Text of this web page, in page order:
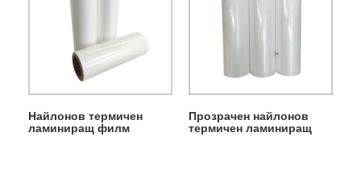
Найлонов термичен
ламиниращ филм
Прозрачен найлонов
термичен ламиниращ